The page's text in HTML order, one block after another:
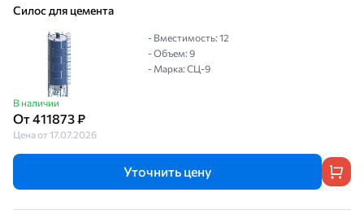
Силос для цемента
В наличии
От 411873 ₽
Цена от 17.07.2026
- Вместимость: 12
- Объем: 9
- Марка: СЦ-9
Уточнить цену